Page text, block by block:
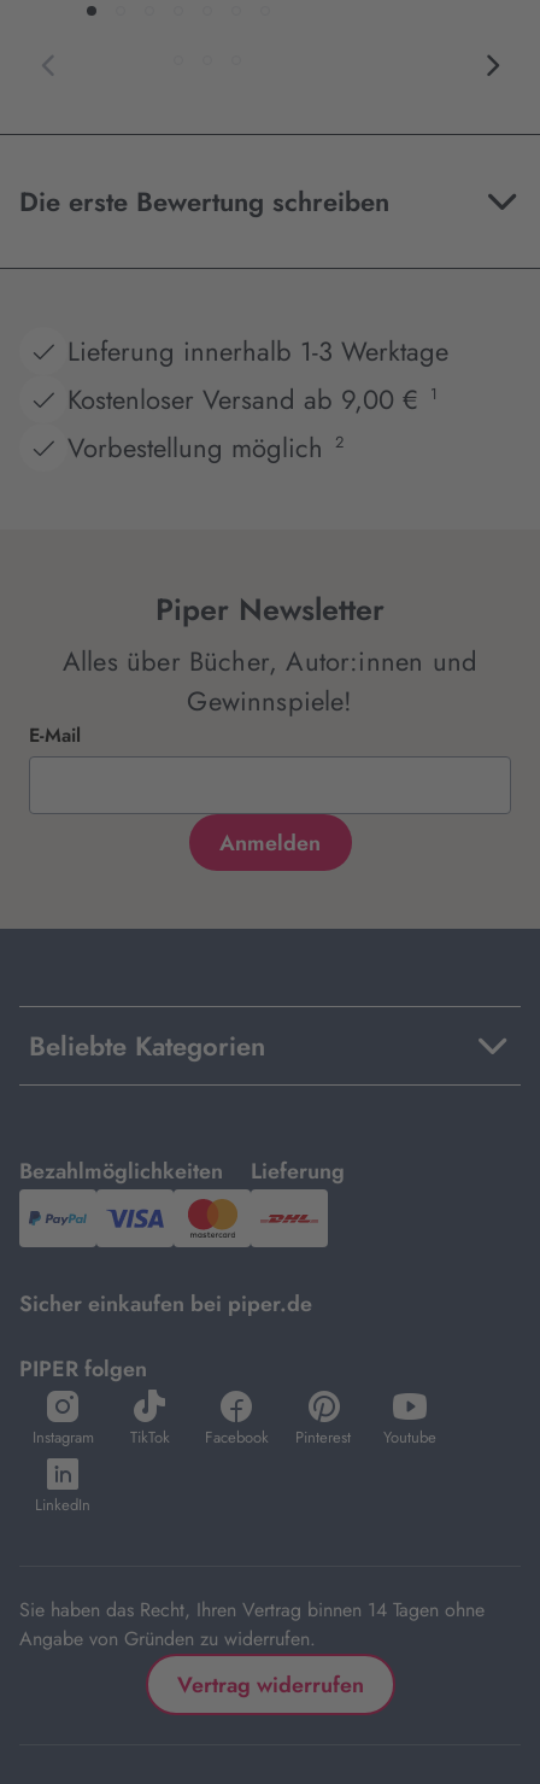
Die erste Bewertung schreiben
Lieferung innerhalb 1-3 Werktage
Kostenloser Versand ab 9,00 €
1
Vorbestellung möglich 2
Piper Newsletter
Alles über Bücher, Autor:innen und
Gewinnspiele!
E-Mail
Beliebte Kategorien
Bezahlmöglichkeiten
mit
PayPal,Visa
und
Lieferung
mit
DHL.
Sicher einkaufen bei piper.de
PIPER folgen
Instagram
öffnet
in
neuem
Tab
TikTok
öffnet
in
Facebook
öffnet
in
Pinterest
öffnet
in
Youtube
öffnet
in
LinkedIn
öffnet
in
Sie haben das Recht, Ihren Vertrag binnen 14 Tagen ohne
Angabe von Gründen zu widerrufen.
Vertrag widerrufen